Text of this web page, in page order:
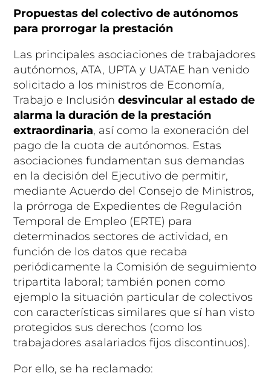
Propuestas del colectivo de autónomos
para prorrogar la prestación
Las principales asociaciones de trabajadores
autónomos, ATA, UPTA y UATAE han venido
solicitado a los ministros de Economía,
Trabajo e Inclusióndesvincular al estado de
alarma la duración de la prestación
extraordinaria, así como la exoneración del
pago de la cuota de autónomos. Estas
asociaciones fundamentan sus demandas
en la decisión del Ejecutivo de permitir,
mediante Acuerdo del Consejo de Ministros,
la prórroga de Expedientes de Regulación
Temporal de Empleo (ERTE) para
determinados sectores de actividad, en
función de los datos que recaba
periódicamente la Comisión de seguimiento
tripartita laboral; también ponen como
ejemplo la situación particular de colectivos
con características similares que sí han visto
protegidos sus derechos (como los
trabajadores asalariados fijos discontinuos).
Por ello, se ha reclamado: